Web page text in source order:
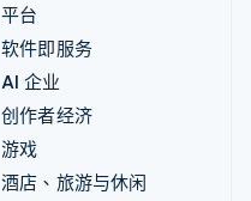
平台
软件即服务
AI 企业
创作者经济
游戏
酒店、旅游与休闲